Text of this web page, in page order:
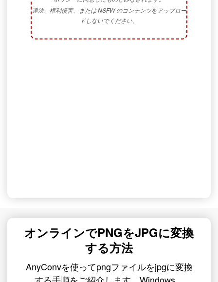
違法、権利侵害、または NSFW のコンテンツをアップロー
ドしないでください。
オンラインでPNGをJPGに変換
する方法
AnyConvを使ってpngファイルをjpgに変換